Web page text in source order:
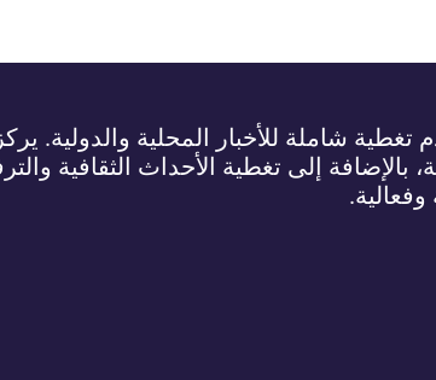
تغطية شاملة للأخبار المحلية والدولية.
بالإضافة إلى تغطية الأحداث الثقافية